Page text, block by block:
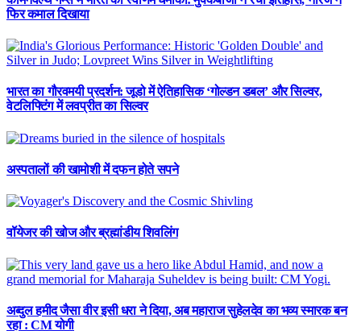
फिर कमाल दिखाया
भारत का गौरवमयी प्रदर्शन: जूडो में ऐतिहासिक ‘गोल्डन डबल’ और सिल्वर,
वेटलिफ्टिंग में लवप्रीत का सिल्वर
अस्पतालों की खामोशी में दफन होते सपने
वॉयेजर की खोज और ब्रह्मांडीय शिवलिंग
अब्दुल हमीद जैसा वीर इसी धरा ने दिया, अब महाराज सुहेलदेव का भव्य स्मारक बन
रहा : CM योगी